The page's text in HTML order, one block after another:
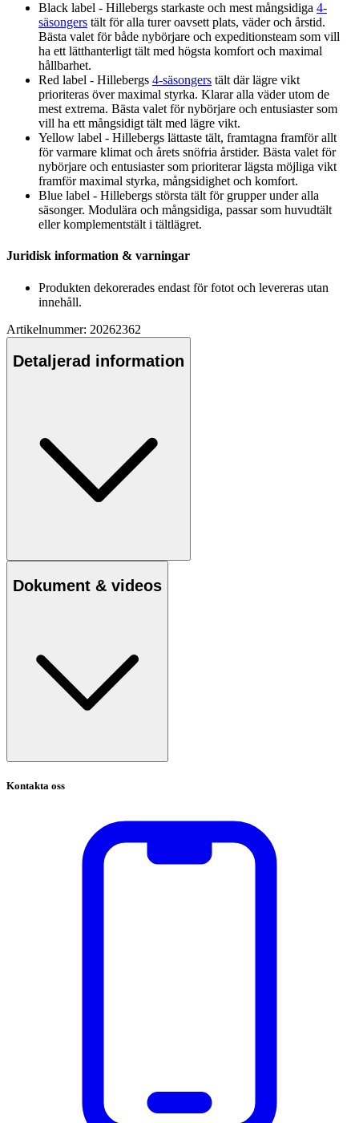
Black label - Hillebergs starkaste och mest mångsidiga 4-
säsongers tält för alla turer oavsett plats, väder och årstid.
Bästa valet för både nybörjare och expeditionsteam som vill
ha ett lätthanterligt tält med högsta komfort och maximal
hållbarhet.
Red label - Hillebergs 4-säsongers tält där lägre vikt
prioriteras över maximal styrka. Klarar alla väder utom de
mest extrema. Bästa valet för nybörjare och entusiaster som
vill ha ett mångsidigt tält med lägre vikt.
Yellow label - Hillebergs lättaste tält, framtagna framför allt
för varmare klimat och årets snöfria årstider. Bästa valet för
nybörjare och entusiaster som prioriterar lägsta möjliga vikt
framför maximal styrka, mångsidighet och komfort.
Blue label - Hillebergs största tält för grupper under alla
säsonger. Modulära och mångsidiga, passar som huvudtält
eller komplementstält i tältlägret.
Juridisk information & varningar
Produkten dekorerades endast för fotot och levereras utan
innehåll.
Artikelnummer: 20262362
Detaljerad information
Dokument & videos
Kontakta oss